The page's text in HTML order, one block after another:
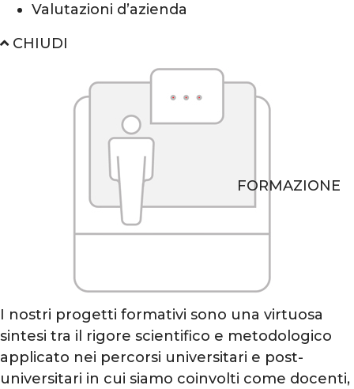
Valutazioni d’azienda
CHIUDI
FORMAZIONE
I nostri progetti formativi sono una virtuosa
sintesi tra il rigore scientifico e metodologico
applicato nei percorsi universitari e post-
universitari in cui siamo coinvolti come docenti,